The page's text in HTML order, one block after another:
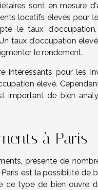
sont en mesure
locatifs élevés pour
le taux
taux d'occupation
le rendement.
intéressants pour les
élevé.
important de bien
à Paris
présente de
est la possibilité de
ce type de bien ouvre